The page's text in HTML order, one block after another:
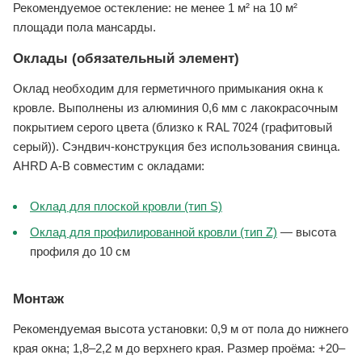
Рекомендуемое остекление: не менее 1 м² на 10 м²
площади пола мансарды.
Оклады (обязательный элемент)
Оклад необходим для герметичного примыкания окна к
кровле. Выполнены из алюминия 0,6 мм с лакокрасочным
покрытием серого цвета (близко к RAL 7024 (графитовый
серый)). Сэндвич-конструкция без использования свинца.
AHRD A-B совместим с окладами:
Оклад для плоской кровли (тип S)
Оклад для профилированной кровли (тип Z) — высота
профиля до 10 см
Монтаж
Рекомендуемая высота установки: 0,9 м от пола до нижнего
края окна; 1,8–2,2 м до верхнего края. Размер проёма: +20–